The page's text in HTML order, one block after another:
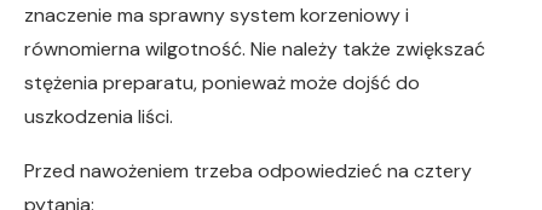
znaczenie ma sprawny system korzeniowy i
równomierna wilgotność. Nie należy także zwiększać
stężenia preparatu, ponieważ może dojść do
uszkodzenia liści.
Przed nawożeniem trzeba odpowiedzieć na cztery
pytania: